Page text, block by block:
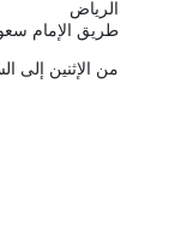
الرياض
طريق الإمام
من الإثنين إلى السبت: 10